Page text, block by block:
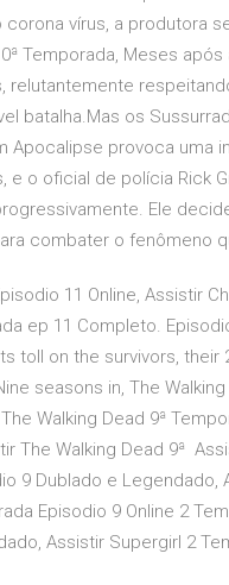
vírus, a produtora
Temporada, Meses
batalha.Mas os
Apocalipse provoca uma
e o oficial de polícia Rick
Ele
combater o fenômeno
11 Online, Assistir
ep 11 Completo.
toll on the survivors, their
seasons in, The
Walking Dead 9ª
The Walking Dead 9ª
9 Dublado e Legendado,
Episodio 9 Online 2
Assistir Supergirl 2